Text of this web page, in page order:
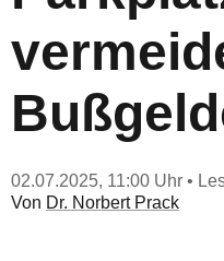
02.07.2025, 11:00 Uhr •
Von Dr. Norbert Prack